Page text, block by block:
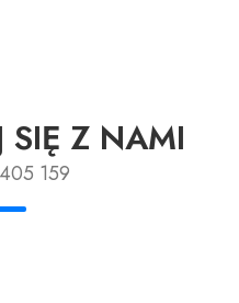
SIĘ Z NAMI
159